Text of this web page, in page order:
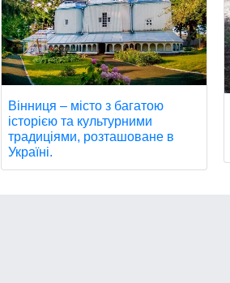
Вінниця – місто з багатою
історією та культурними
традиціями, розташоване в
Україні.